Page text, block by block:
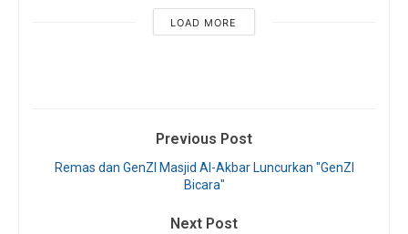
LOAD MORE
Previous Post
Remas dan GenZI Masjid Al-Akbar Luncurkan "GenZI
Bicara"
Next Post